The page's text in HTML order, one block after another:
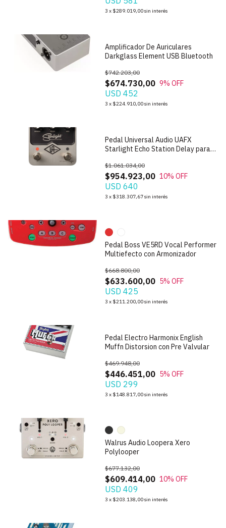
3 x $289.019,00sin interés
Amplificador De Auriculares
Darkglass Element USB Bluetooth
$674.730,00
$742.203,00
9% OFF
USD 452
3 x $224.910,00sin interés
Pedal Universal Audio UAFX
Starlight Echo Station Delay para
$954.923,00
$1.061.034,00
10% OFF
USD 640
3 x $318.307,67sin interés
Pedal Boss VE5RD Vocal Performer
Multiefecto con Armonizador
$633.600,00
$668.800,00
5% OFF
USD 425
3 x $211.200,00sin interés
Pedal Electro Harmonix English
Muffn Distorsion con Pre Valvular
$446.451,00
$469.948,00
5% OFF
USD 299
3 x $148.817,00sin interés
Walrus Audio Loopera Xero
Polylooper
$609.414,00
$677.132,00
10% OFF
USD 409
3 x $203.138,00sin interés